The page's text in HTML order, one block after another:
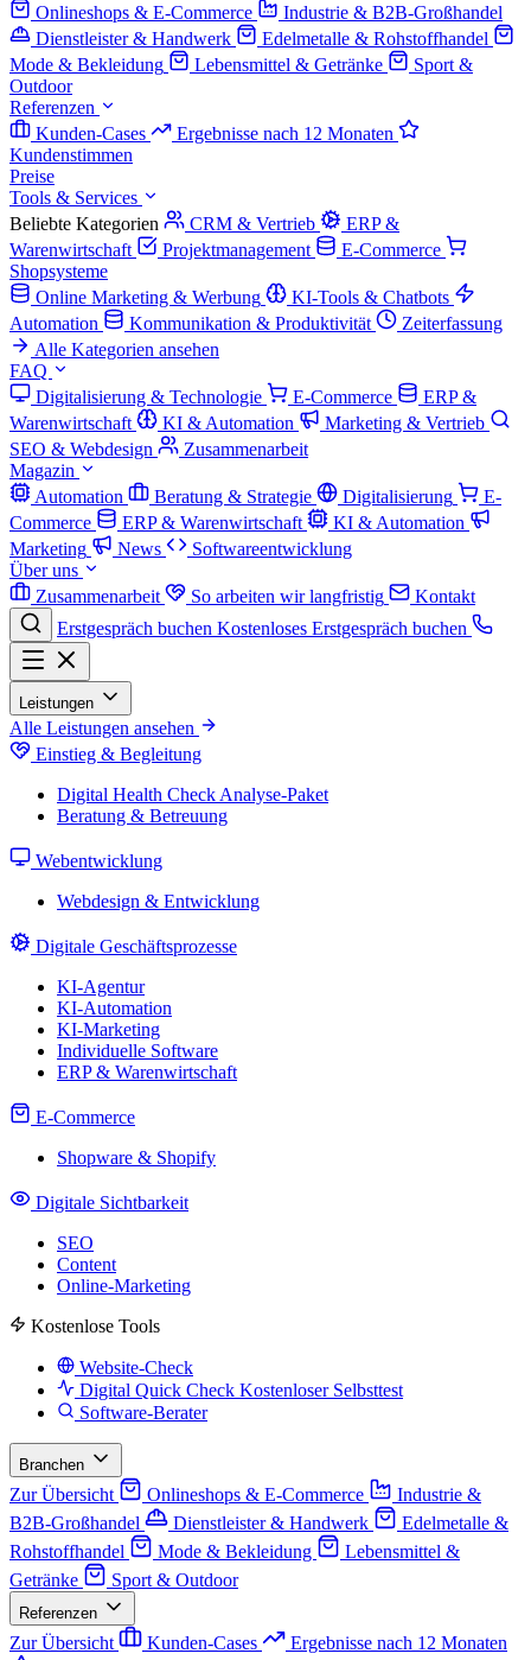
Onlineshops & E-Commerce
Industrie & B2B-Großhandel
Dienstleister & Handwerk
Edelmetalle & Rohstoffhandel
Mode & Bekleidung
Lebensmittel & Getränke
Sport &
Outdoor
Referenzen
Kunden-Cases
Ergebnisse nach 12 Monaten
Kundenstimmen
Preise
Tools & Services
Beliebte Kategorien
CRM & Vertrieb
ERP &
Warenwirtschaft
Projektmanagement
E-Commerce
Shopsysteme
Online Marketing & Werbung
KI-Tools & Chatbots
Automation
Kommunikation & Produktivität
Zeiterfassung
Alle Kategorien ansehen
FAQ
Digitalisierung & Technologie
E-Commerce
ERP &
Warenwirtschaft
KI & Automation
Marketing & Vertrieb
SEO & Webdesign
Zusammenarbeit
Magazin
Automation
Beratung & Strategie Digitalisierung
E-
Commerce
ERP & Warenwirtschaft
KI & Automation
Marketing
News
Softwareentwicklung
Über uns
Zusammenarbeit
So arbeiten wir langfristig
Kontakt
Erstgespräch buchen Kostenloses Erstgespräch buchen
Leistungen
Alle Leistungen ansehen
Einstieg & Begleitung
Digital Health Check Analyse-Paket
Beratung & Betreuung
Webentwicklung
Webdesign & Entwicklung
Digitale Geschäftsprozesse
KI-Agentur
KI-Automation
KI-Marketing
Individuelle Software
ERP & Warenwirtschaft
E-Commerce
Shopware & Shopify
Digitale Sichtbarkeit
SEO
Content
Online-Marketing
Kostenlose Tools
Website-Check
Digital Quick Check Kostenloser Selbsttest
Software-Berater
Branchen
Zur Übersicht Onlineshops & E-Commerce
Industrie &
B2B-Großhandel
Dienstleister & Handwerk
Edelmetalle &
Rohstoffhandel
Mode & Bekleidung
Lebensmittel &
Getränke
Sport & Outdoor
Referenzen
Zur Übersicht Kunden-Cases
Ergebnisse nach 12 Monaten